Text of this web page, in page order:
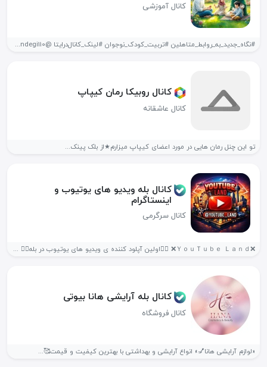
کانال آموزشی
#نگاه_جدید_به_روابط_متاهلین #تربیت_کودک_نوجوان #لینک_کانال‌در‌ایتا @avaye_zendegi110 ارتباط (مشاور) @y_dehghani67 شروع فعالیت 1404/04/4
کانال روبیکا رمان کیپاپ
کانال عاشقانه
تو این چنل رمان هایی در مورد اعضای کیپاپ میزارم★از بلک پینک...
کانال بله ویدیو های یوتیوب و
اینستاگرام
کانال سرگرمی
❌ＹｏｕＴｕｂｅ Ｌａｎｄ❌ ❤️‍🔥اولین آپلود کننده ی ویدیو های یوتیوب در بله❤️‍🔥 حمایت...
کانال بله آرایشی هانا بیوتی
کانال فروشگاه
«لوازم آرایشی هانا💅» انواع آرایشی و بهداشتی با بهترین کیفیت و قیمت🥰...